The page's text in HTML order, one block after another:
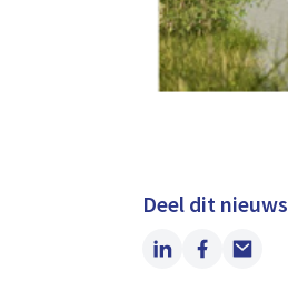
Deel dit nieuws
LinkedIn
Facebook
Email